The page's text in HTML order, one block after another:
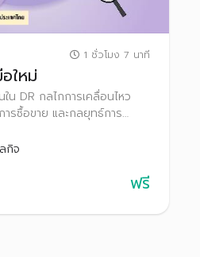
1 ชั่วโมง 7 นาที
ใหม่
น DR กลไกการเคลื่อนไหว
รซื้อขาย และกลยุทธ์การ
กิจ
ฟรี